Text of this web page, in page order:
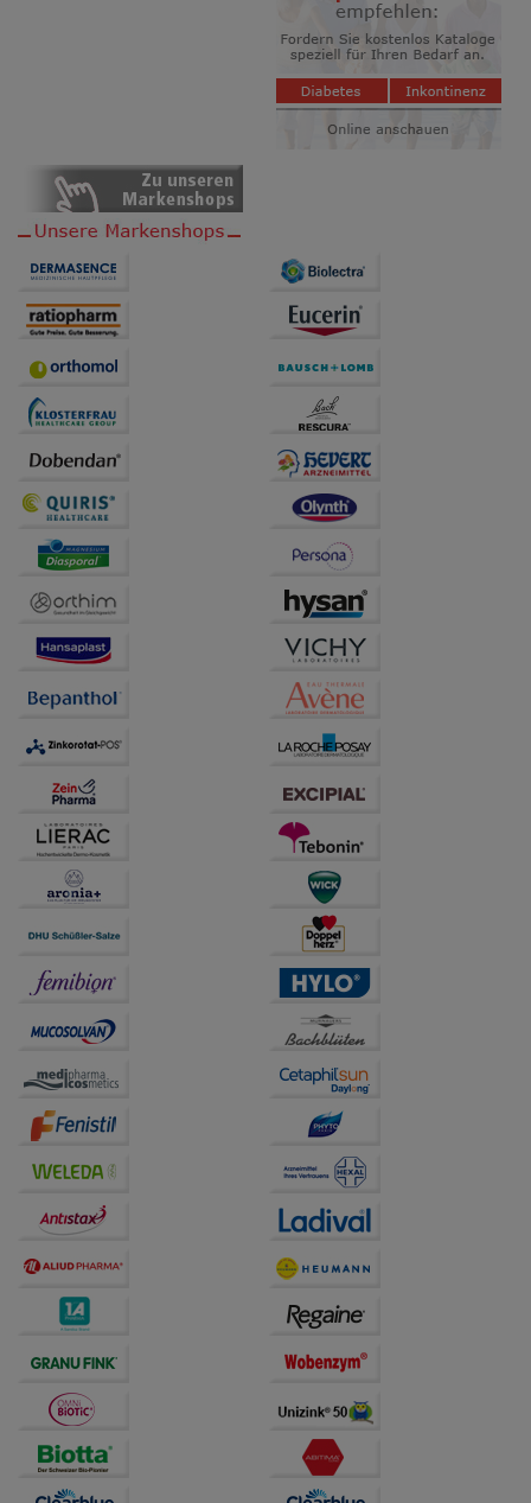
auf unserer Website aber auch die Werbung auf
Drittseiten möglichst relevant für Sie zu gestalten.
Bitte beachten Sie, dass Daten hierfür teilweise an
Dritte wie z.B. Google oder soziale Medien